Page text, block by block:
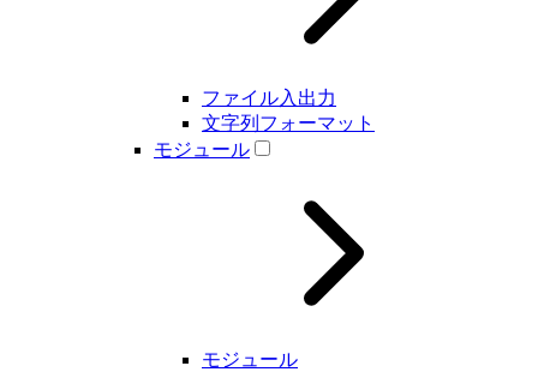
ファイル入出力
文字列フォーマット
モジュール
モジュール